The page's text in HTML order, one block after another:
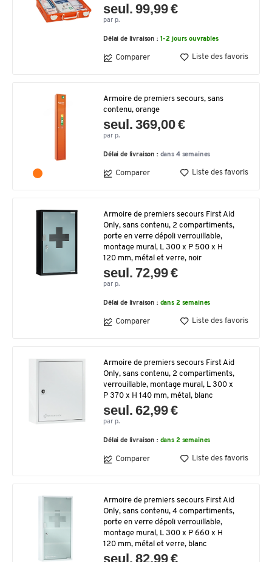
seul. 99,99 €
par p.
Délai de livraison : 1-2 jours ouvrables
Comparer Liste des favoris
Armoire de premiers secours, sans
contenu, orange
seul. 369,00 €
par p.
Délai de livraison : dans 4 semaines
Comparer Liste des favoris
Armoire de premiers secours First Aid
Only, sans contenu, 2 compartiments,
porte en verre dépoli verrouillable,
montage mural, L 300 x P 500 x H
120 mm, métal et verre, noir
seul. 72,99 €
par p.
Délai de livraison : dans 2 semaines
Comparer Liste des favoris
Armoire de premiers secours First Aid
Only, sans contenu, 2 compartiments,
verrouillable, montage mural, L 300 x
P 370 x H 140 mm, métal, blanc
seul. 62,99 €
par p.
Délai de livraison : dans 2 semaines
Comparer Liste des favoris
Armoire de premiers secours First Aid
Only, sans contenu, 4 compartiments,
porte en verre dépoli verrouillable,
montage mural, L 300 x P 660 x H
120 mm, métal et verre, blanc
seul. 82,99 €